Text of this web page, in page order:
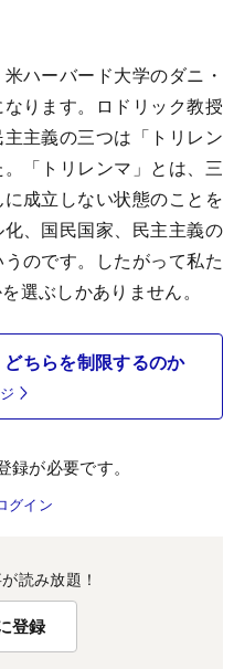
ハーバード大学のダニ・
ります。ロドリック教授
主義の三つは「トリレン
「トリレンマ」とは、三
成立しない状態のことを
、国民国家、民主主義の
のです。したがって私た
選ぶしかありません。
ちらを制限するのか
が必要です。
グイン
読み放題！
登録